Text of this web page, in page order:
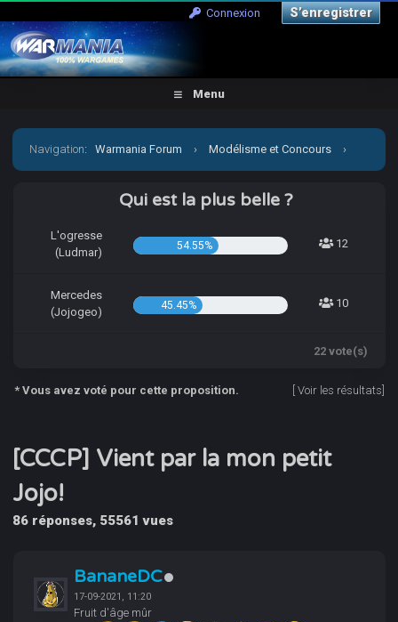
Connexion S’enregistrer
Menu
Navigation:Warmania Forum › Modélisme et Concours ›
› [CCCP] Vient par la mon petit Jojo!
Qui est la plus belle ?
L'ogresse
(Ludmar)
54.55% 12
Mercedes
(Jojogeo)
45.45% 10
22 vote(s)
* Vous avez voté pour cette proposition. Voir les résultats
[CCCP] Vient par la mon petit
Jojo!
86 réponses, 55561 vues
BananeDC
17-09-2021, 11:20
Fruit d'âge mûr